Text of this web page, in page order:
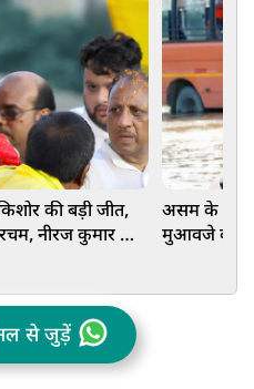
की बड़ी जीत,
नीरज कुमार को
असम के बाढ़
मुआवजे का
से जुड़ें